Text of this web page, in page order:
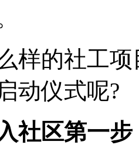
样的社工
动仪式呢?
社区第一步